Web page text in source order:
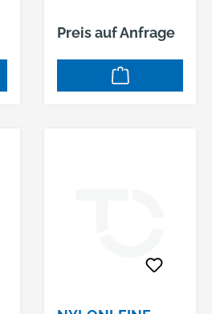
Preis auf Anfrage